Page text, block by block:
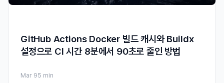
GitHub Actions Docker 빌드 캐시와 Buildx
설정으로 CI 시간 8분에서 90초로 줄인 방법
Mar 95 min